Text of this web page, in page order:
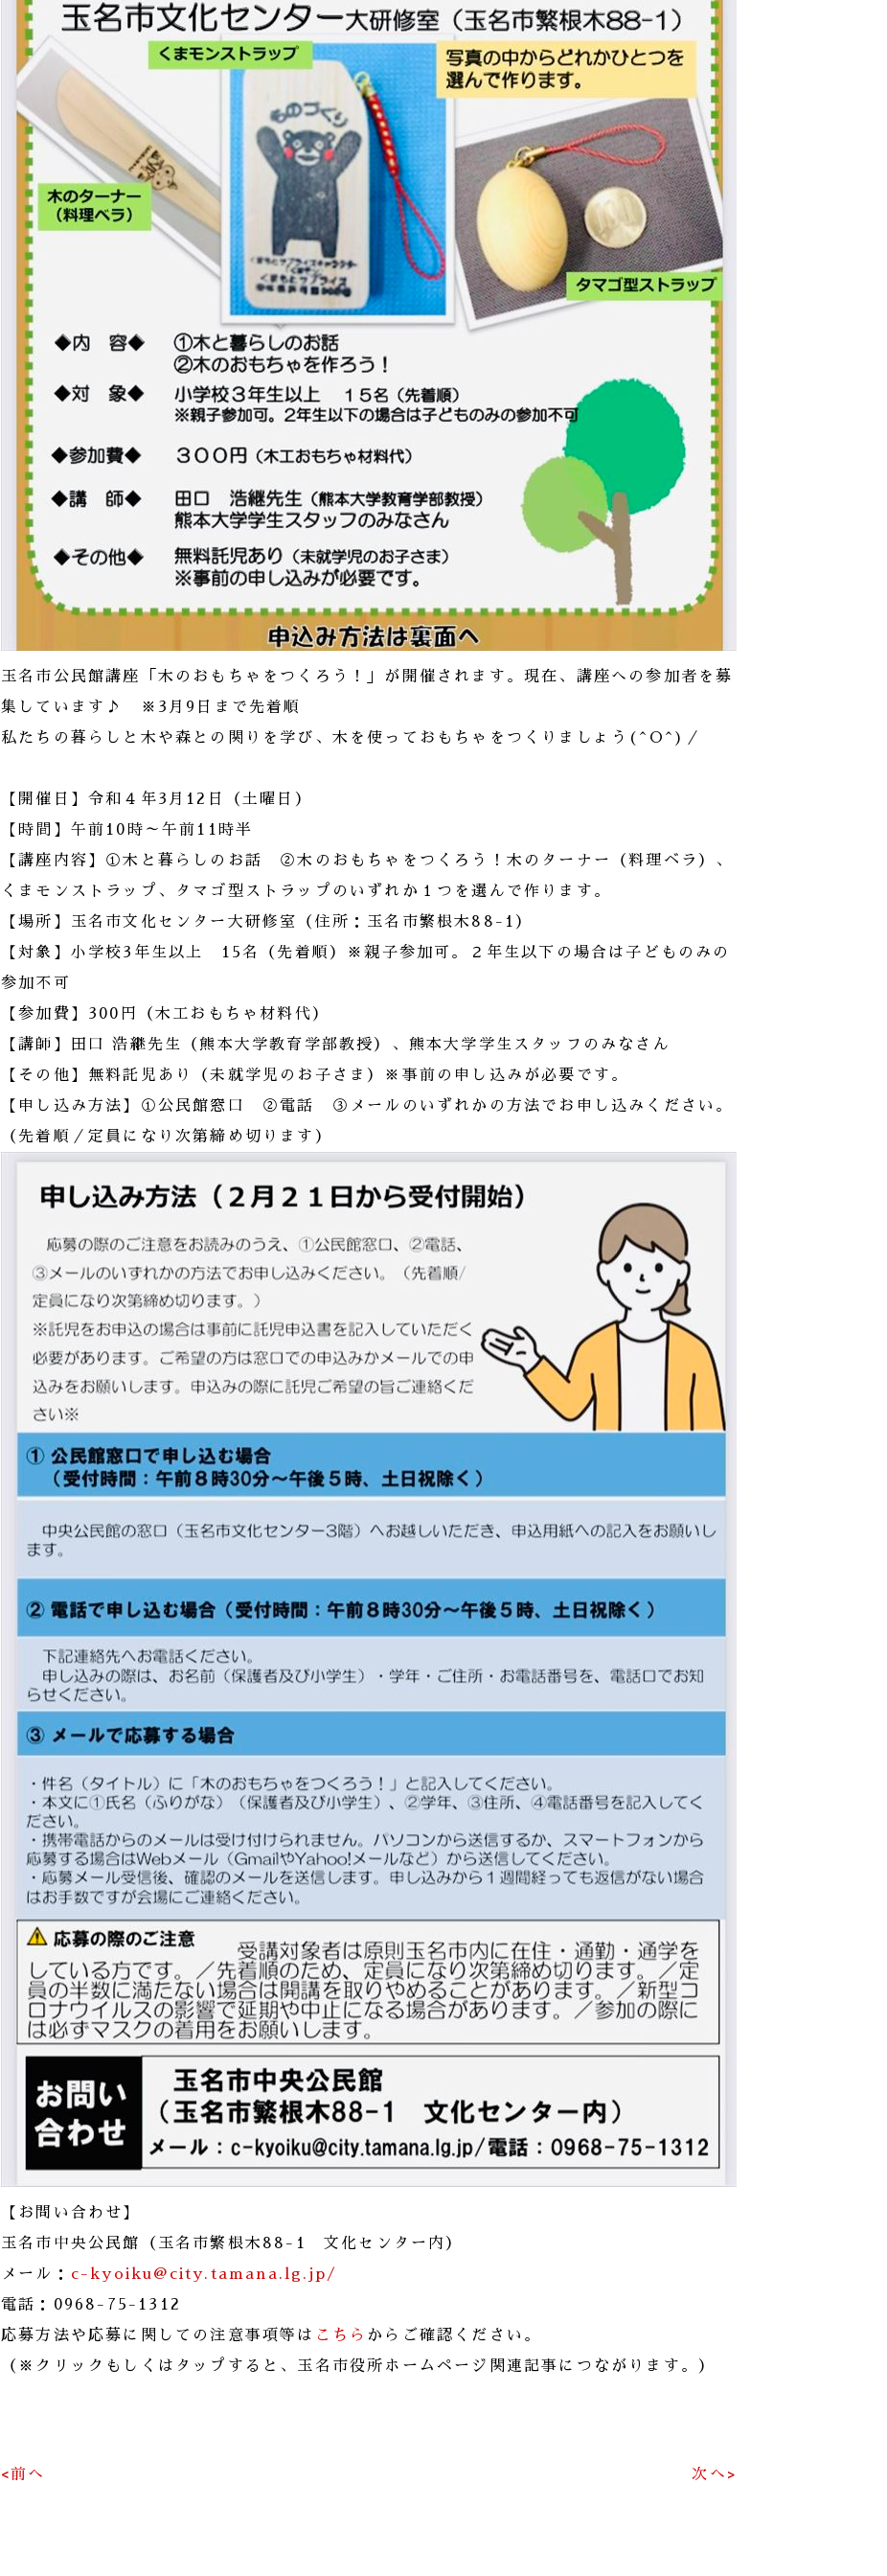
玉名市公民館講座「木のおもちゃをつくろう！」が開催されます。現在、講座への参加者を募
集しています♪ ※3月9日まで先着順
私たちの暮らしと木や森との関りを学び、木を使っておもちゃをつくりましょう(^O^)／
【開催日】令和４年3月12日（土曜日）
【時間】午前10時～午前11時半
【講座内容】①木と暮らしのお話 ②木のおもちゃをつくろう！木のターナー（料理ベラ）、
くまモンストラップ、タマゴ型ストラップのいずれか１つを選んで作ります。
【場所】玉名市文化センター大研修室（住所：玉名市繁根木88-1）
【対象】小学校3年生以上 15名（先着順）※親子参加可。２年生以下の場合は子どものみの
参加不可
【参加費】300円（木工おもちゃ材料代）
【講師】田口 浩継先生（熊本大学教育学部教授）、熊本大学学生スタッフのみなさん
【その他】無料託児あり（未就学児のお子さま）※事前の申し込みが必要です。
【申し込み方法】①公民館窓口 ②電話 ③メールのいずれかの方法でお申し込みください。
（先着順／定員になり次第締め切ります）
【お問い合わせ】
玉名市中央公民館（玉名市繁根木88-1 文化センター内）
メール： c-kyoiku@city.tamana.lg.jp/
電話：0968-75-1312
応募方法や応募に関しての注意事項等は こちら からご確認ください。
（※クリックもしくはタップすると、玉名市役所ホームページ関連記事につながります。）
<前へ 次へ>